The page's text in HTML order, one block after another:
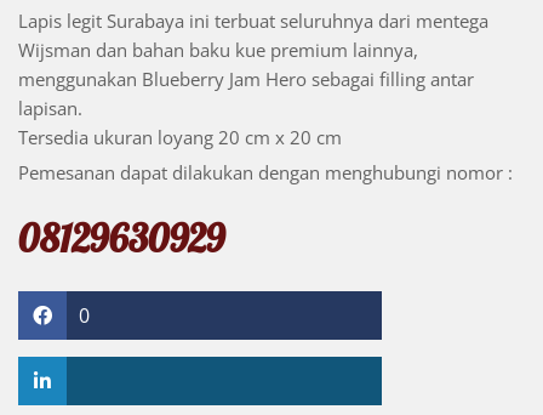
Lapis legit Surabaya ini terbuat seluruhnya dari mentega
Wijsman dan bahan baku kue premium lainnya,
menggunakan Blueberry Jam Hero sebagai filling antar
lapisan.
Tersedia ukuran loyang 20 cm x 20 cm
Pemesanan dapat dilakukan dengan menghubungi nomor :
08129630929
0